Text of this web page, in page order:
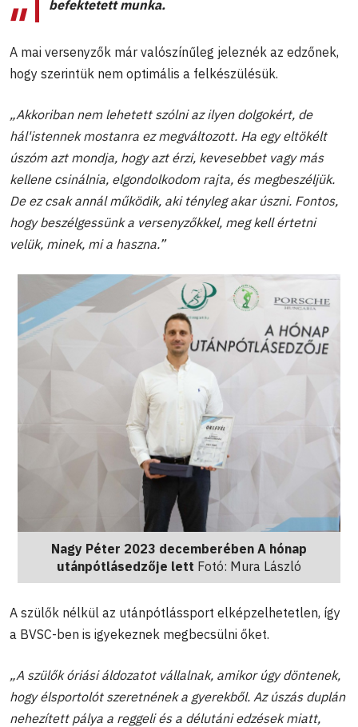
befektetett munka.
A mai versenyzők már valószínűleg jeleznék az edzőnek,
hogy szerintük nem optimális a felkészülésük.
„Akkoriban nem lehetett szólni az ilyen dolgokért, de
hál'istennek mostanra ez megváltozott. Ha egy eltökélt
úszóm azt mondja, hogy azt érzi, kevesebbet vagy más
kellene csinálnia, elgondolkodom rajta, és megbeszéljük.
De ez csak annál működik, aki tényleg akar úszni. Fontos,
hogy beszélgessünk a versenyzőkkel, meg kell értetni
velük, minek, mi a haszna.”
Nagy Péter 2023 decemberében A hónap
utánpótlásedzője lett Fotó: Mura László
A szülők nélkül az utánpótlássport elképzelhetetlen, így
a BVSC-ben is igyekeznek megbecsülni őket.
„A szülők óriási áldozatot vállalnak, amikor úgy döntenek,
hogy élsportolót szeretnének a gyerekből. Az úszás duplán
nehezített pálya a reggeli és a délutáni edzések miatt,